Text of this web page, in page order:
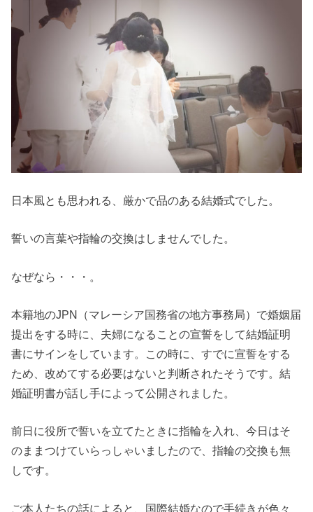
日本風とも思われる、厳かで品のある結婚式でした。
誓いの言葉や指輪の交換はしませんでした。
なぜなら・・・。
本籍地のJPN（マレーシア国務省の地方事務局）で婚姻届
提出をする時に、夫婦になることの宣誓をして結婚証明
書にサインをしています。この時に、すでに宣誓をする
ため、改めてする必要はないと判断されたそうです。結
婚証明書が話し手によって公開されました。
前日に役所で誓いを立てたときに指輪を入れ、今日はそ
のままつけていらっしゃいましたので、指輪の交換も無
しです。
ご本人たちの話によると、国際結婚なので手続きが色々